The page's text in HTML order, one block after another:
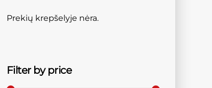
Prekių krepšelyje nėra.
Filter by price